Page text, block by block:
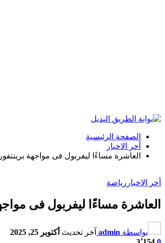
الصفحة الرئيسية
أخر الاخبار
العاشرة مساءًا ليفربول فى مواجهة
أخر الاخبار رياضة
العاشرة مساءًا ليفربول فى
بواسطة admin آخر تحديث أكتوبر 25, 2025